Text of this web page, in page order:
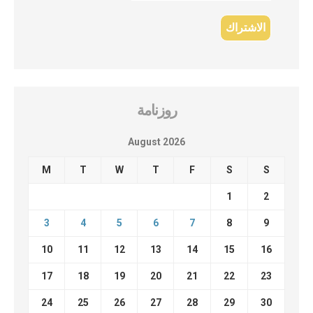
روزنامة
August 2026
M T W T F S S
1 2
3 4 5 6 7 8 9
10 11 12 13 14 15 16
17 18 19 20 21 22 23
24 25 26 27 28 29 30